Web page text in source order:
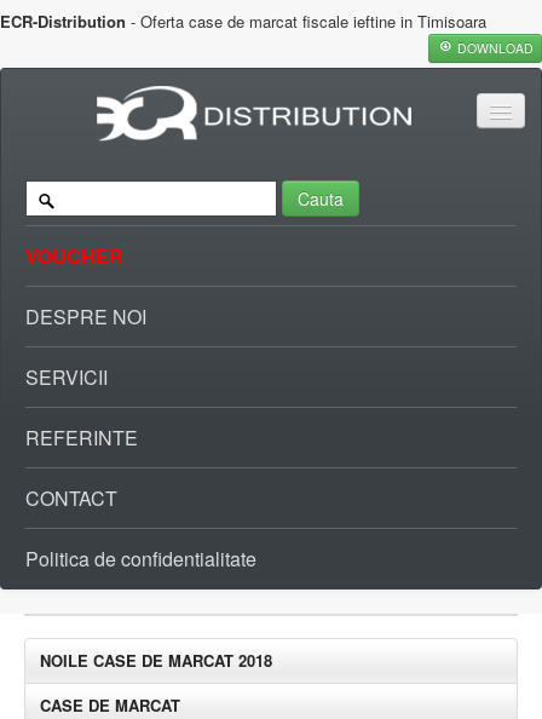
ECR-Distribution - Oferta case de marcat fiscale ieftine in Timisoara
DOWNLOAD
Cauta
VOUCHER
DESPRE NOI
SERVICII
REFERINTE
CONTACT
Politica de confidentialitate
NOILE CASE DE MARCAT 2018
CASE DE MARCAT